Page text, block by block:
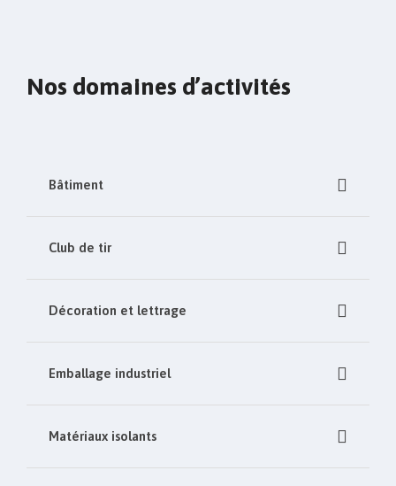
Nos domaines d’activités
Bâtiment
Club de tir
Décoration et lettrage
Emballage industriel
Matériaux isolants